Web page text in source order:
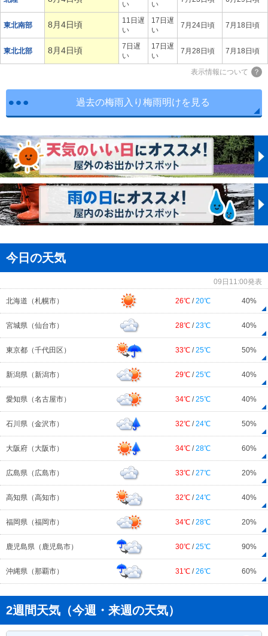
い い
東北南部 8月4日頃
11日遅
い
17日遅
い
7月24日頃 7月18日頃
東北北部 8月4日頃
7日遅
い
17日遅
い
7月28日頃 7月18日頃
表示情報について
過去の梅雨入り梅雨明けを見る
今日の天気
09日11:00発表
北海道（札幌市） 26℃ / 20℃ 40%
宮城県（仙台市） 28℃ / 23℃ 40%
東京都（千代田区） 33℃ / 25℃ 50%
新潟県（新潟市） 29℃ / 25℃ 40%
愛知県（名古屋市） 34℃ / 25℃ 40%
石川県（金沢市） 32℃ / 24℃ 50%
大阪府（大阪市） 34℃ / 28℃ 60%
広島県（広島市） 33℃ / 27℃ 20%
高知県（高知市） 32℃ / 24℃ 40%
福岡県（福岡市） 34℃ / 28℃ 20%
鹿児島県（鹿児島市） 30℃ / 25℃ 90%
沖縄県（那覇市） 31℃ / 26℃ 60%
2週間天気（今週・来週の天気）